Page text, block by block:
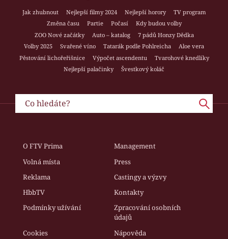
Jak zhubnout Nejlepší filmy 2024 Nejlepší horory
TV program
Změna času
Partie Počasí
Kdy budou volby
ZOO Nové začátky
Auto – katalog
7 pádů Honzy Dědka
Volby 2025
Svařené víno Tatarák podle Pohlreicha
Aloe vera
Pěstování lichořeřišnice
Výpočet ascendentu
Tvarohové knedlíky
Nejlepší palačinky
Švestkový koláč
O FTV Prima
Management
Volná místa
Press
Reklama
Castingy a výzvy
HbbTV
Kontakty
Podmínky užívání
Zpracování osobních
údajů
Cookies
Nápověda